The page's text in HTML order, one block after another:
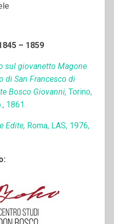
– 1859
sul giovanetto Magone
di San Francesco di
Bosco Giovanni, Torino,
1861.
Edite, Roma, LAS, 1976,